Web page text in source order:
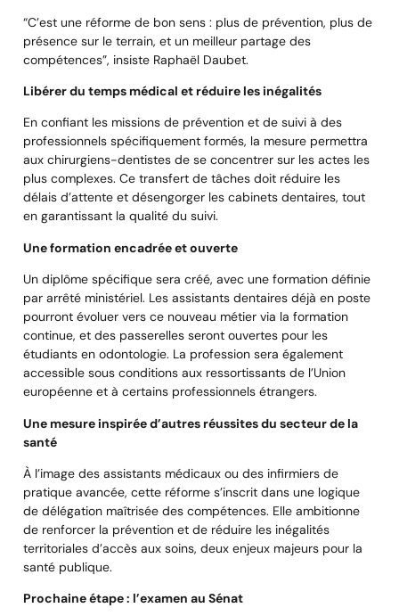
“C’est une réforme de bon sens : plus de prévention, plus de
présence sur le terrain, et un meilleur partage des
compétences”, insiste Raphaël Daubet.
Libérer du temps médical et réduire les inégalités
En confiant les missions de prévention et de suivi à des
professionnels spécifiquement formés, la mesure permettra
aux chirurgiens-dentistes de se concentrer sur les actes les
plus complexes. Ce transfert de tâches doit réduire les
délais d’attente et désengorger les cabinets dentaires, tout
en garantissant la qualité du suivi.
Une formation encadrée et ouverte
Un diplôme spécifique sera créé, avec une formation définie
par arrêté ministériel. Les assistants dentaires déjà en poste
pourront évoluer vers ce nouveau métier via la formation
continue, et des passerelles seront ouvertes pour les
étudiants en odontologie. La profession sera également
accessible sous conditions aux ressortissants de l’Union
européenne et à certains professionnels étrangers.
Une mesure inspirée d’autres réussites du secteur de la
santé
À l’image des assistants médicaux ou des infirmiers de
pratique avancée, cette réforme s’inscrit dans une logique
de délégation maîtrisée des compétences. Elle ambitionne
de renforcer la prévention et de réduire les inégalités
territoriales d’accès aux soins, deux enjeux majeurs pour la
santé publique.
Prochaine étape : l’examen au Sénat